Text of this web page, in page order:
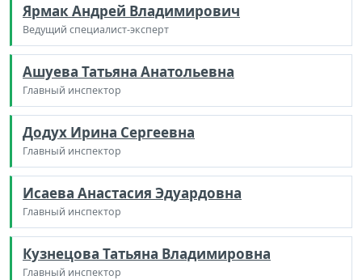
Ярмак Андрей Владимирович
Ведущий специалист-эксперт
Ашуева Татьяна Анатольевна
Главный инспектор
Додух Ирина Сергеевна
Главный инспектор
Исаева Анастасия Эдуардовна
Главный инспектор
Кузнецова Татьяна Владимировна
Главный инспектор